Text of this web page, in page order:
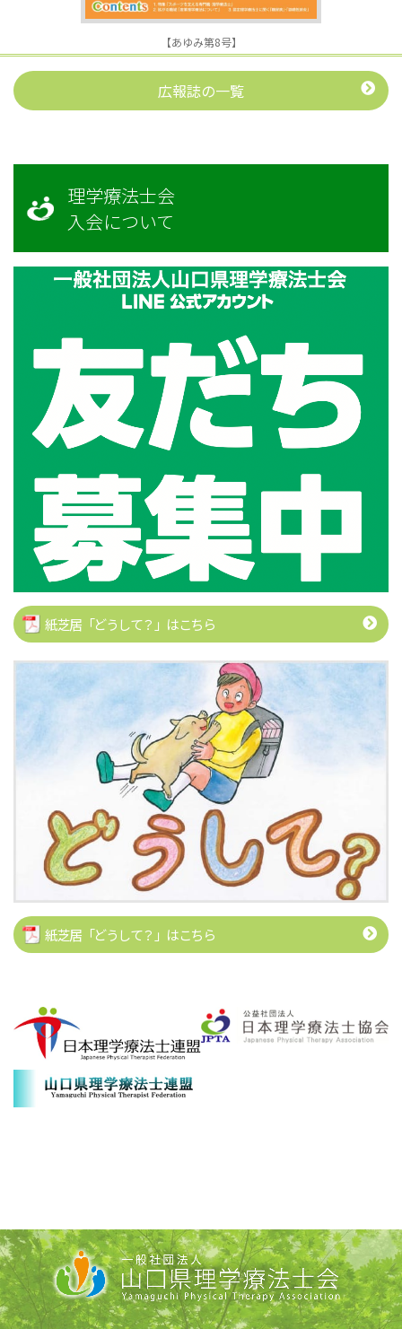
【あゆみ第8号】
広報誌の一覧
理学療法士会
入会について
紙芝居「どうして？」はこちら
紙芝居「どうして？」はこちら